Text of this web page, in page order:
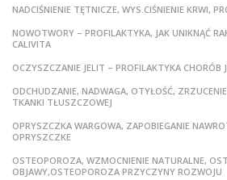
NADCIŚNIENIE TĘTNICZE, WYS.CIŚNIENIE KRWI,
NOWOTWORY – PROFILAKTYKA, JAK UNIKNĄĆ
CALIVITA
OCZYSZCZANIE JELIT – PROFILAKTYKA CHORÓB
ODCHUDZANIE, NADWAGA, OTYŁOŚĆ,
TKANKI TŁUSZCZOWEJ
OPRYSZCZKA WARGOWA, ZAPOBIEGANIE
OPRYSZCZKE
OSTEOPOROZA, WZMOCNIENIE NATURALNE,
OBJAWY,OSTEOPOROZA PRZYCZYNY ROZWOJU